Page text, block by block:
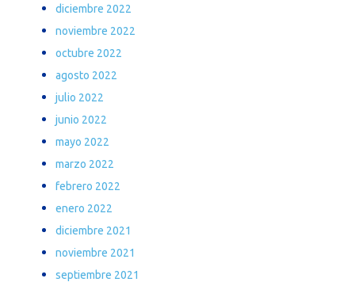
diciembre 2022
noviembre 2022
octubre 2022
agosto 2022
julio 2022
junio 2022
mayo 2022
marzo 2022
febrero 2022
enero 2022
diciembre 2021
noviembre 2021
septiembre 2021